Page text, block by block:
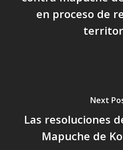
en proceso de
Next
Las resoluciones
Mapuche de